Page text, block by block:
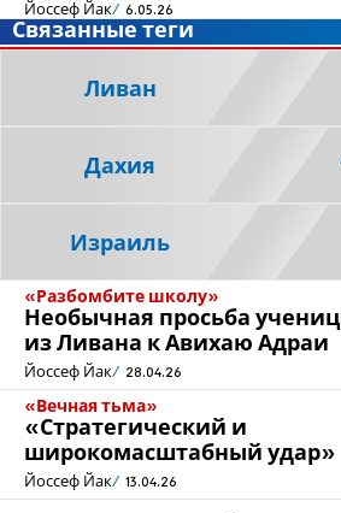
Йоссеф Йак 6.05.26
«Разбомбите школу»
Необычная просьба
из Ливана к Авихаю Адраи
Йоссеф Йак 28.04.26
«Вечная тьма»
«Стратегический и
широкомасштабный удар»
Йоссеф Йак 13.04.26
Связанные теги
Ливан
Дахия
Израиль